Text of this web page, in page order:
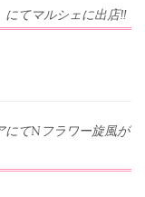
にてマルシェに出店‼︎
にてNフラワー旋風が